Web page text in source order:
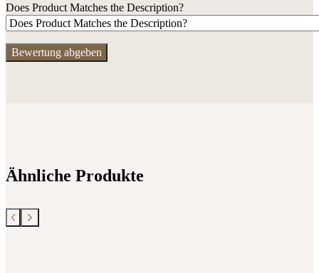
Does Product Matches the Description?
Ähnliche Produkte